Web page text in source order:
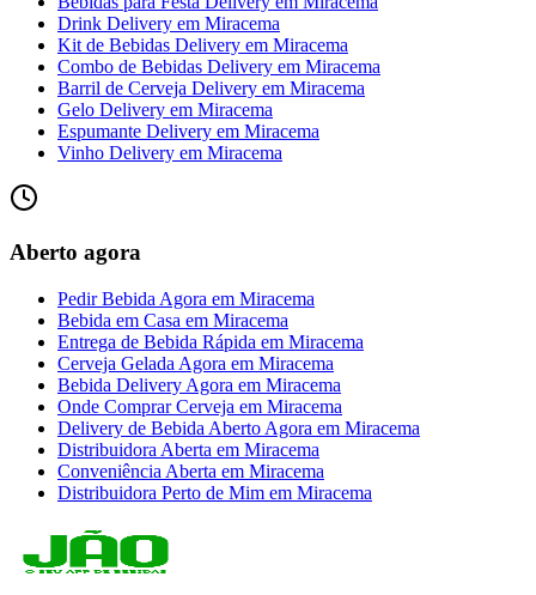
Drink Delivery em Miracema
Kit de Bebidas Delivery em Miracema
Combo de Bebidas Delivery em Miracema
Barril de Cerveja Delivery em Miracema
Gelo Delivery em Miracema
Espumante Delivery em Miracema
Vinho Delivery em Miracema
Aberto agora
Pedir Bebida Agora em Miracema
Bebida em Casa em Miracema
Entrega de Bebida Rápida em Miracema
Cerveja Gelada Agora em Miracema
Bebida Delivery Agora em Miracema
Onde Comprar Cerveja em Miracema
Delivery de Bebida Aberto Agora em Miracema
Distribuidora Aberta em Miracema
Conveniência Aberta em Miracema
Distribuidora Perto de Mim em Miracema